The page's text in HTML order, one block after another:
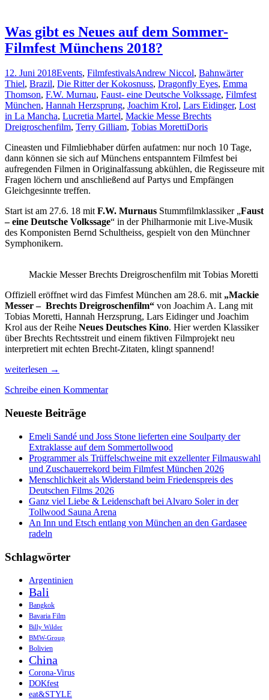
Was gibt es Neues auf dem Sommer-
Filmfest Münchens 2018?
12. Juni 2018Events, FilmfestivalsAndrew Niccol, Bahnwärter
Thiel, Brazil, Die Ritter der Kokosnuss, Dragonfly Eyes, Emma
Thomson, F.W. Murnau, Faust- eine Deutsche Volkssage, Filmfest
München, Hannah Herzsprung, Joachim Krol, Lars Eidinger, Lost
in La Mancha, Lucretia Martel, Mackie Messe Brechts
Dreigroschenfilm, Terry Gilliam, Tobias MorettiDoris
Cineasten und Filmliebhaber dürfen aufatmen: nur noch 10 Tage,
dann können sie sich auf Münchens entspanntem Filmfest bei
aufregenden Filmen in Originalfassung abkühlen, die Regisseure mit
Fragen löchern und anschließend auf Partys und Empfängen
Gleichgesinnte treffen.
Start ist am 27.6. 18 mitF.W. Murnaus Stummfilmklassiker „Faust
– eine Deutsche Volkssage“ in der Philharmonie mit Live-Musik
des Komponisten Bernd Schultheiss, gespielt von den Münchner
Symphonikern.
Mackie Messer Brechts Dreigroschenfilm mit Tobias Moretti
Offiziell eröffnet wird das Fimfest München am 28.6. mit„Mackie
Messer – Brechts Dreigroschenfilm“ von Joachim A. Lang mit
Tobias Moretti, Hannah Herzsprung, Lars Eidinger und Joachim
Krol aus der Reihe Neues Deutsches Kino. Hier werden Klassiker
über Brechts Rechtsstreit und einem fiktiven Filmprojekt neu
interpretiert mit echten Brecht-Zitaten, klingt spannend!
Was
es
auf
Sommer-
Filmfest
Münchens
weiterlesen →
Schreibe einen Kommentar
Neueste Beiträge
Emeli Sandé und Joss Stone lieferten eine Soulparty der
Extraklasse auf dem Sommertollwood
Programmer als Trüffelschweine mit exzellenter Filmauswahl
und Zuschauerrekord beim Filmfest München 2026
Menschlichkeit als Widerstand beim Friedenspreis des
Deutschen Films 2026
Ganz viel Liebe & Leidenschaft bei Alvaro Soler in der
Tollwood Sauna Arena
An Inn und Etsch entlang von München an den Gardasee
radeln
Schlagwörter
Argentinien
Bali
Bangkok
Bavaria Film
Billy Wilder
BMW-Group
Bolivien
China
Corona-Virus
DOKfest
eat&STYLE